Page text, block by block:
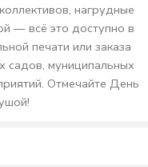
нагрудные
— всё это доступно в
печати или заказа
садов, муниципальных
Отмечайте День